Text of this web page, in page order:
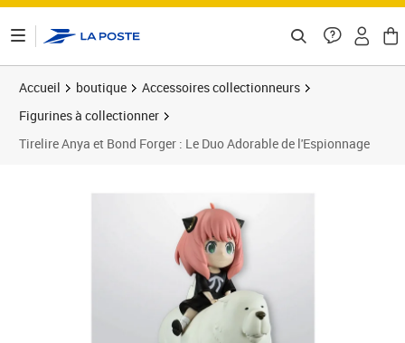
Accueil boutique
Accessoires collectionneurs
Figurines à collectionner
Tirelire Anya et Bond Forger : Le Duo Adorable de l'Espionnage